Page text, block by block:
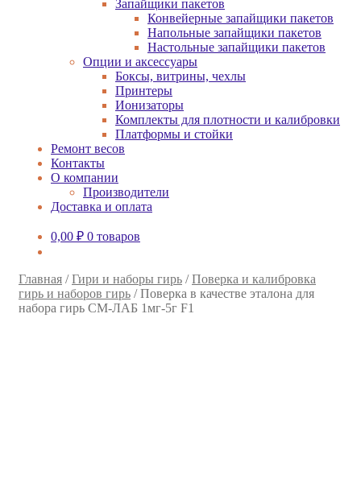
Запайщики пакетов
Конвейерные запайщики пакетов
Напольные запайщики пакетов
Настольные запайщики пакетов
Опции и аксессуары
Боксы, витрины, чехлы
Принтеры
Ионизаторы
Комплекты для плотности и калибровки
Платформы и стойки
Ремонт весов
Контакты
О компании
Производители
Доставка и оплата
0,00 ₽ 0 товаров
Главная /Гири и наборы гирь /Поверка и калибровка
гирь и наборов гирь /Поверка в качестве эталона для
набора гирь СМ-ЛАБ 1мг-5г F1